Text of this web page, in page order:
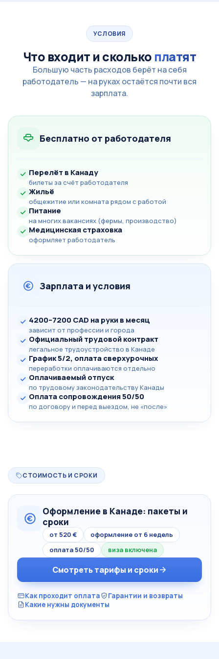
4450–4800 CAD
Рабочий цеха
Упаковка готовой продукции.
4550–4900 CAD
УСЛОВИЯ
Что входит и сколько платят
Большую часть расходов берёт на себя
работодатель — на руках остаётся почти вся
зарплата.
Бесплатно от работодателя
Перелёт в Канаду
билеты за счёт работодателя
Жильё
общежитие или комната рядом с работой
Питание
на многих вакансиях (фермы, производство)
Медицинская страховка
оформляет работодатель
Зарплата и условия
4200–7200 CAD на руки в месяц
зависит от профессии и города
Официальный трудовой контракт
легальное трудоустройство в Канаде
График 5/2, оплата сверхурочных
переработки оплачиваются отдельно
Оплачиваемый отпуск
по трудовому законодательству Канады
Оплата сопровождения 50/50
по договору и перед выездом, не «после»
СТОИМОСТЬ И СРОКИ
Оформление в Канаде: пакеты и
сроки
от 520 €
оформление от 6 недель
оплата 50/50
виза включена
Смотреть тарифы и сроки
Как проходит оплата
Гарантии и возвраты
Какие нужны документы